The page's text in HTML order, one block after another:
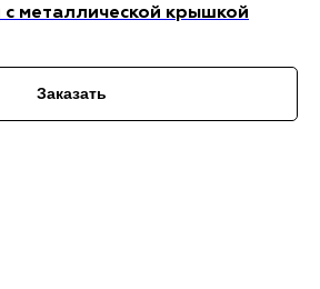
с металлической крышкой
Заказать